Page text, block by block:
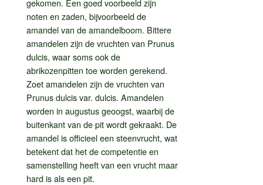
gekomen. Een goed voorbeeld zijn
noten en zaden, bijvoorbeeld de
amandel van de amandelboom. Bittere
amandelen zijn de vruchten van Prunus
dulcis, waar soms ook de
abrikozenpitten toe worden gerekend.
Zoet amandelen zijn de vruchten van
Prunus dulcis var. dulcis. Amandelen
worden in augustus geoogst, waarbij de
buitenkant van de pit wordt gekraakt. De
amandel is officieel een steenvrucht, wat
betekent dat het de competentie en
samenstelling heeft van een vrucht maar
hard is als een pit.